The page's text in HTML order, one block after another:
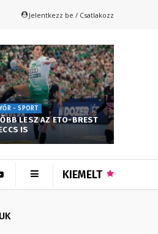
Jelentkezz be / Csatlakozz
- SPORT
LESZ AZ ETO-BREST
IS
KIEMELT